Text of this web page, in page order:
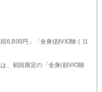
6,800円」「全身(顔VIO除く)1
、初回限定の「全身(顔VIO除